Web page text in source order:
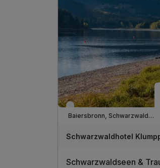
inkl. kuscheliger Leih-
inkl. neuste Baiersbronner
inkl. Parkplatz am Hotel
inkl. WLAN
Verfügbar bis November
Baiersbronn, Schwarzwald Nord
Schwarzwaldhotel
Schwarzwaldseen &